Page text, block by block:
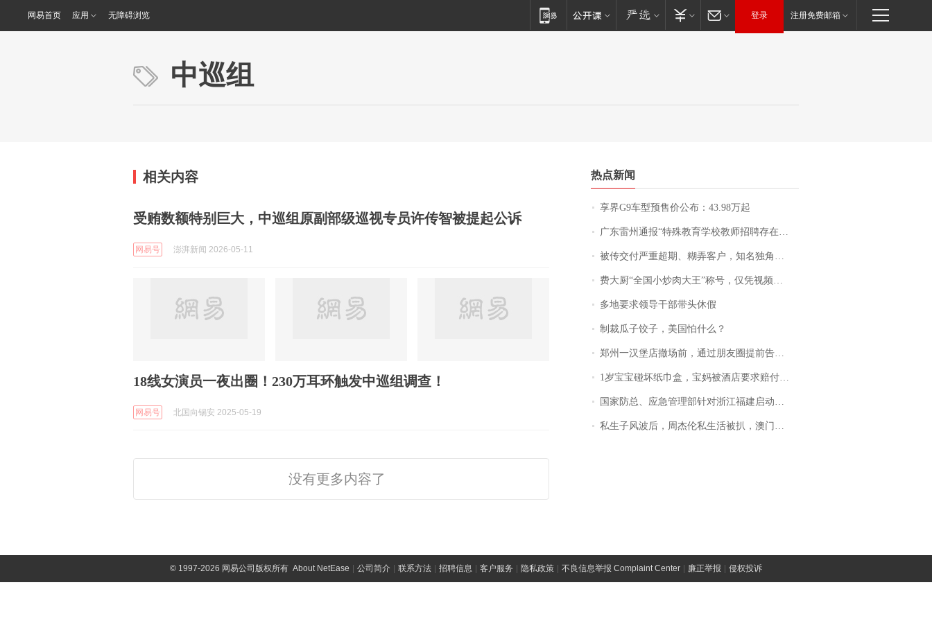
网易首页 应用 无障碍浏览 登录 注册免费邮箱
中巡组
相关内容
受贿数额特别巨大，中巡组原副部级巡视专员许传智被提起公诉
网易号 澎湃新闻 2026-05-11
18线女演员一夜出圈！230万耳环触发中巡组调查！
网易号 北国向锡安 2025-05-19
没有更多内容了
热点新闻
享界G9车型预售价公布：43.98万起
广东雷州通报“特殊教育学校教师招聘存在违规行为”：已启动问责程序 副校长被停职
被传交付严重超期、糊弄客户，知名独角兽车企创始人回应：都没证据，将依法采取措施，“本人长期与美国交管局保持沟通，对方表示肯定”
费大厨“全国小炒肉大王”称号，仅凭视频评出？中国烹饪协会回应
多地要求领导干部带头休假
制裁瓜子饺子，美国怕什么？
郑州一汉堡店撤场前，通过朋友圈提前告知逐一退费，有顾客仅剩1元也全被退回，分文不少；顾客：言而有信，让人感动
1岁宝宝碰坏纸巾盒，宝妈被酒店要求赔付924元！三亚一酒店回复：骨瓷定制！网友一查价格，吵翻了
国家防总、应急管理部针对浙江福建启动防汛防台风四级应急响应
私生子风波后，周杰伦私生活被扒，澳门输10亿传闻早已经水落石出
©1997-2026 网易公司版权所有 About NetEase 公司简介 联系方法 招聘信息 客户服务 隐私政策 不良信息举报 Complaint Center 廉正举报 侵权投诉